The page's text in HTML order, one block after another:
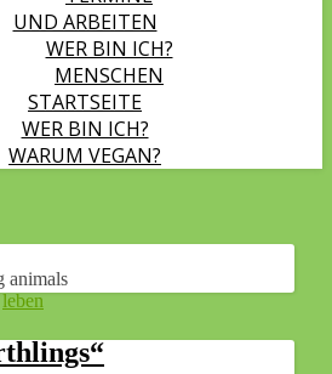
UND ARBEITEN
WER BIN ICH?
MENSCHEN
STARTSEITE
WER BIN ICH?
WARUM VEGAN?
leben